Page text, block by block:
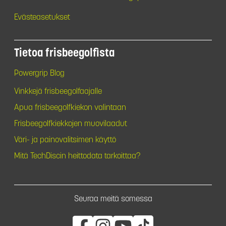
Evästeasetukset
Tietoa frisbeegolfista
Powergrip Blog
Vinkkejä frisbeegolfaajalle
Apua frisbeegolfkiekon valintaan
Frisbeegolfkiekkojen muovilaadut
Väri- ja painovalitsimen käyttö
Mitä TechDiscin heittodata tarkoittaa?
Seuraa meitä somessa